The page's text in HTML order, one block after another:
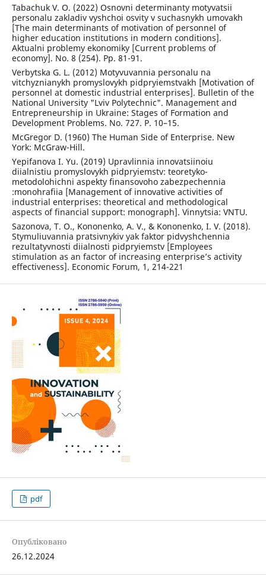
Tabachuk V. O. (2022) Osnovni determinanty motyvatsii
personalu zakladiv vyshchoi osvity v suchasnykh umovakh
[The main determinants of motivation of personnel of
higher education institutions in modern conditions].
Aktualni problemy ekonomiky [Current problems of
economy]. No. 8 (254). Pp. 81-91.
Verbytska G. L. (2012) Motyvuvannia personalu na
vitchyznianykh promyslovykh pidpryiemstvakh [Motivation of
personnel at domestic industrial enterprises]. Bulletin of the
National University "Lviv Polytechnic". Management and
Entrepreneurship in Ukraine: Stages of Formation and
Development Problems. No. 727. P. 10–15.
McGregor D. (1960) The Human Side of Enterprise. New
York: McGraw-Hill.
Yepifanova I. Yu. (2019) Upravlinnia innovatsiinoiu
diialnistiu promyslovykh pidpryiemstv: teoretyko-
metodolohichni aspekty finansovoho zabezpechennia
:monohrafiia [Management of innovative activities of
industrial enterprises: theoretical and methodological
aspects of financial support: monograph]. Vinnytsia: VNTU.
Sazonova, T. O., Kononenko, A. V., & Kononenko, I. V. (2018).
Stymuliuvannia pratsivnykiv yak faktor pidvyshchennia
rezultatyvnosti diialnosti pidpryiemstv [Employees
stimulation as an factor of increasing enterprise’s activity
effectiveness]. Economic Forum, 1, 214-221
pdf
Опубліковано
26.12.2024